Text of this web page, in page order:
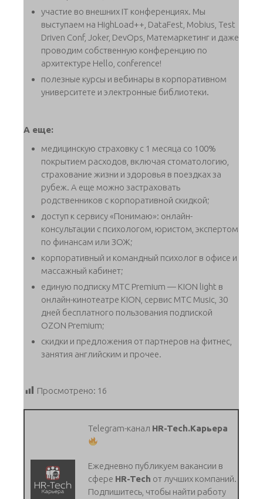
участие во внешних IT конференциях. Мы
выступаем на HighLoad++, DataFest, Mobius, Test
Driven Conf, Joker, DevOps, Матемаркетинг и даже
проводим собственную конференцию по
архитектуре Hello, conference!
полезные курсы и вебинары в корпоративном
университете и электронные библиотеки.
А еще:
медицинскую страховку с 1 месяца со 100%
покрытием расходов, включая стоматологию,
страхование жизни и здоровья в поездках за
рубеж. А еще можно застраховать
родственников с корпоративной скидкой;
доступ к сервису «Понимаю»: онлайн-
консультации с психологом, юристом, экспертом
по финансам или ЗОЖ;
корпоративный и командный психолог в офисе и
массажный кабинет;
единую подписку МТС Premium — KION light в
онлайн-кинотеатре KION, сервис МТС Music, 30
дней бесплатного пользования подпиской
OZON Premium;
скидки и предложения от партнеров на фитнес,
занятия английским и прочее.
Просмотрено: 16
Telegram-канал HR-Tech.Карьера
Ежедневно публикуем вакансии в
сфере HR-Tech от лучших компаний.
Подпишитесь, чтобы найти работу